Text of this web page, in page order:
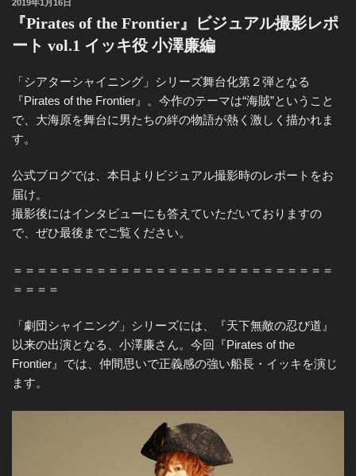
ン
グ
式
ブ
ロ
グ
投
稿
2019年1月16日
『Pirates of the Frontier』ビジュアル撮影レポ
ート vol.1 イッキ役 小澤廉編
「シアターシャイニング」シリーズ舞台化第２弾となる
『Pirates of the Frontier』。今作のテーマは“海賊”ということ
で、大海原を舞台に男たちの絆の物語が熱く激しく描かれま
す。
公式ブログでは、本日よりビジュアル撮影時のレポートをお
届け。
撮影後にはインタビューにも答えていただいておりますの
で、ぜひ最後までご覧ください。
＝＝＝＝＝＝＝＝＝＝＝＝＝＝＝＝＝＝＝＝＝＝＝＝＝＝＝
＝＝＝＝
「劇団シャイニング」シリーズには、『天下無敵の忍び道』
以来の出演となる、小澤廉さん。今回『Pirates of the
Frontier』では、仲間思いで正義感の強い船長・イッキを演じ
ます。